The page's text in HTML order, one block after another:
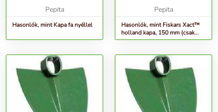
Pepita
Hasonlók, mint Kapa fa nyéllel
Pepita
Hasonlók, mint Fiskars Xact™
holland kapa, 150 mm (csak
rendelésre)